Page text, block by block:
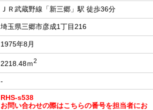
ＪＲ武蔵野線「新三郷」駅 徒歩36分
埼玉県三郷市彦成1丁目216
1975年8月
2218.48ｍ2
-
RHS-s538
お問い合わせの際はこちらの番号を担当者にお